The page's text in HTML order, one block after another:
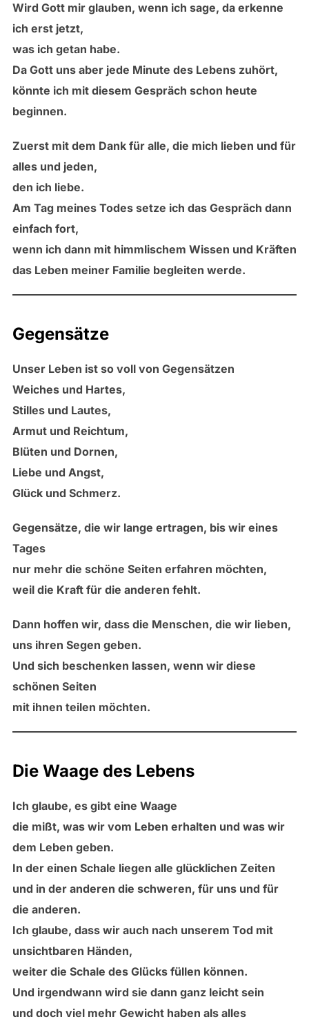
Wird Gott mir glauben, wenn ich sage, da erkenne
ich erst jetzt,
was ich getan habe.
Da Gott uns aber jede Minute des Lebens zuhört,
könnte ich mit diesem Gespräch schon heute
beginnen.
Zuerst mit dem Dank für alle, die mich lieben und für
alles und jeden,
den ich liebe.
Am Tag meines Todes setze ich das Gespräch dann
einfach fort,
wenn ich dann mit himmlischem Wissen und Kräften
das Leben meiner Familie begleiten werde.
Gegensätze
Unser Leben ist so voll von Gegensätzen
Weiches und Hartes,
Stilles und Lautes,
Armut und Reichtum,
Blüten und Dornen,
Liebe und Angst,
Glück und Schmerz.
Gegensätze, die wir lange ertragen, bis wir eines
Tages
nur mehr die schöne Seiten erfahren möchten,
weil die Kraft für die anderen fehlt.
Dann hoffen wir, dass die Menschen, die wir lieben,
uns ihren Segen geben.
Und sich beschenken lassen, wenn wir diese
schönen Seiten
mit ihnen teilen möchten.
Die Waage des Lebens
Ich glaube, es gibt eine Waage
die mißt, was wir vom Leben erhalten und was wir
dem Leben geben.
In der einen Schale liegen alle glücklichen Zeiten
und in der anderen die schweren, für uns und für
die anderen.
Ich glaube, dass wir auch nach unserem Tod mit
unsichtbaren Händen,
weiter die Schale des Glücks füllen können.
Und irgendwann wird sie dann ganz leicht sein
und doch viel mehr Gewicht haben als alles